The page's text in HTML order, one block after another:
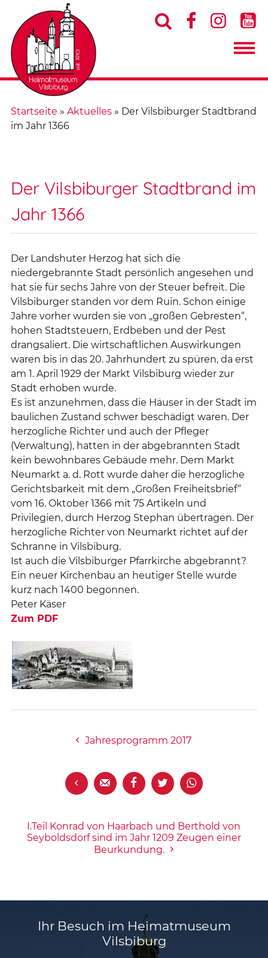
   
Startseite » Aktuelles» Der Vilsbiburger Stadtbrand
im Jahr 1366
Der Vilsbiburger Stadtbrand im
Jahr 1366
Der Landshuter Herzog hat sich die
niedergebrannte Stadt persönlich angesehen und
hat sie für sechs Jahre von der Steuer befreit. Die
Vilsbiburger standen vor dem Ruin. Schon einige
Jahre vorher wurden sie von „großen Gebresten“,
hohen Stadtsteuern, Erdbeben und der Pest
drangsaliert. Die wirtschaftlichen Auswirkungen
waren bis in das 20. Jahrhundert zu spüren, da erst
am 1. April 1929 der Markt Vilsbiburg wieder zur
Stadt erhoben wurde.
Es ist anzunehmen, dass die Häuser in der Stadt im
baulichen Zustand schwer beschädigt waren. Der
herzogliche Richter und auch der Pfleger
(Verwaltung), hatten in der abgebrannten Stadt
kein bewohnbares Gebäude mehr. Dem Markt
Neumarkt a. d. Rott wurde daher die herzogliche
Gerichtsbarkeit mit dem „Großen Freiheitsbrief“
vom 16. Oktober 1366 mit 75 Artikeln und
Privilegien, durch Herzog Stephan übertragen. Der
herzogliche Richter von Neumarkt richtet auf der
Schranne in Vilsbiburg.
Ist auch die Vilsbiburger Pfarrkirche abgebrannt?
Ein neuer Kirchenbau an heutiger Stelle wurde
kurz nach 1400 begonnen.
Peter Käser
Zum PDF
Jahresprogramm 2017
    
I.Teil Konrad von Haarbach und Berthold von
Seyboldsdorf sind im Jahr 1209 Zeugen einer
Beurkundung.
Ihr Besuch im Heimatmuseum
Vilsbiburg